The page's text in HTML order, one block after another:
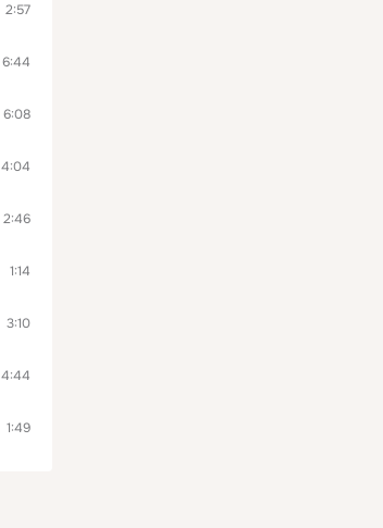
2:57
6:44
6:08
4:04
2:46
1:14
3:10
4:44
1:49